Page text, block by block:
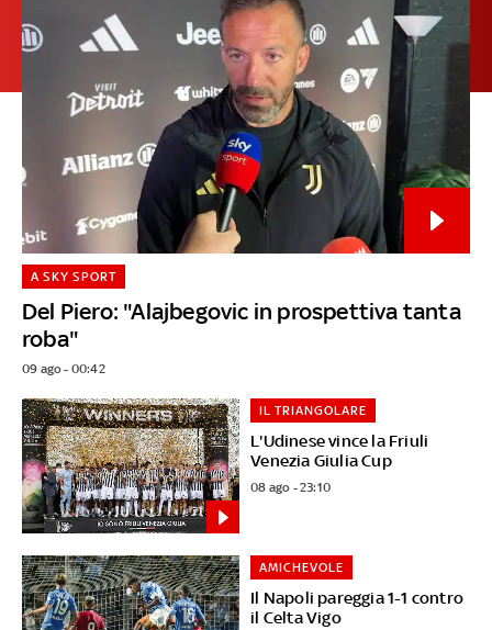
Del Piero: "Alajbegovic in prospettiva tanta
roba"
A SKY SPORT
09 ago - 00:42
L'Udinese vince la Friuli
Venezia Giulia Cup
IL TRIANGOLARE
08 ago - 23:10
Il Napoli pareggia 1-1 contro
il Celta Vigo
AMICHEVOLE